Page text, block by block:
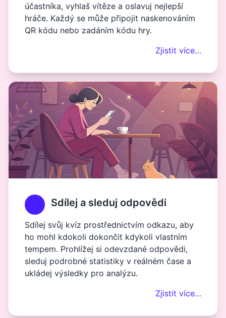
účastníka, vyhlaš vítěze a oslavuj nejlepší
hráče. Každý se může připojit naskenováním
QR kódu nebo zadáním kódu hry.
Zjistit více…
Sdílej a sleduj odpovědi
Sdílej svůj kvíz prostřednictvím odkazu, aby
ho mohl kdokoli dokončit kdykoli vlastním
tempem. Prohlížej si odevzdané odpovědi,
sleduj podrobné statistiky v reálném čase a
ukládej výsledky pro analýzu.
Zjistit více…